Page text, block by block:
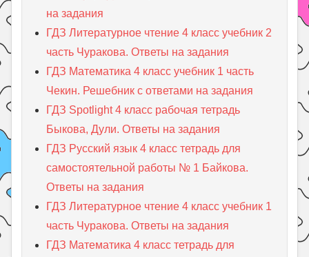
на задания
ГДЗ Литературное чтение 4 класс учебник 2
часть Чуракова. Ответы на задания
ГДЗ Математика 4 класс учебник 1 часть
Чекин. Решебник с ответами на задания
ГДЗ Spotlight 4 класс рабочая тетрадь
Быкова, Дули. Ответы на задания
ГДЗ Русский язык 4 класс тетрадь для
самостоятельной работы № 1 Байкова.
Ответы на задания
ГДЗ Литературное чтение 4 класс учебник 1
часть Чуракова. Ответы на задания
ГДЗ Математика 4 класс тетрадь для